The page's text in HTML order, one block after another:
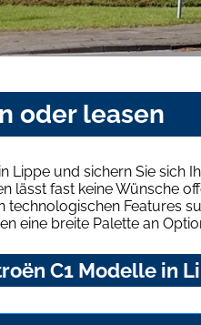
oder leasen
Lippe und sichern Sie sich
lässt fast keine Wünsche
technologischen Features
eine breite Palette an
C1 Modelle in